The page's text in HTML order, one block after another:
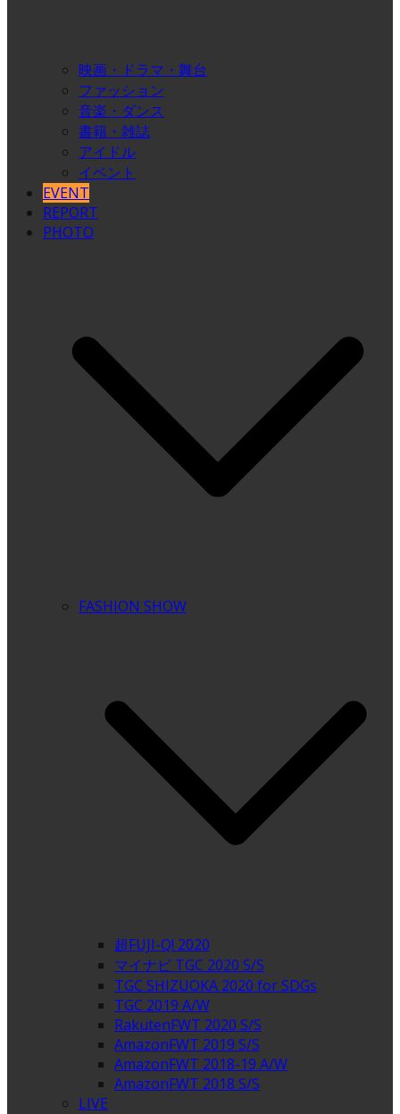
映画・ドラマ・舞台
ファッション
音楽・ダンス
書籍・雑誌
アイドル
イベント
EVENT
REPORT
PHOTO
FASHION SHOW
超FUJI-Q! 2020
マイナビ TGC 2020 S/S
TGC SHIZUOKA 2020 for SDGs
TGC 2019 A/W
RakutenFWT 2020 S/S
AmazonFWT 2019 S/S
AmazonFWT 2018-19 A/W
AmazonFWT 2018 S/S
LIVE